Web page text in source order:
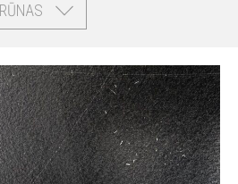
RŪNAS